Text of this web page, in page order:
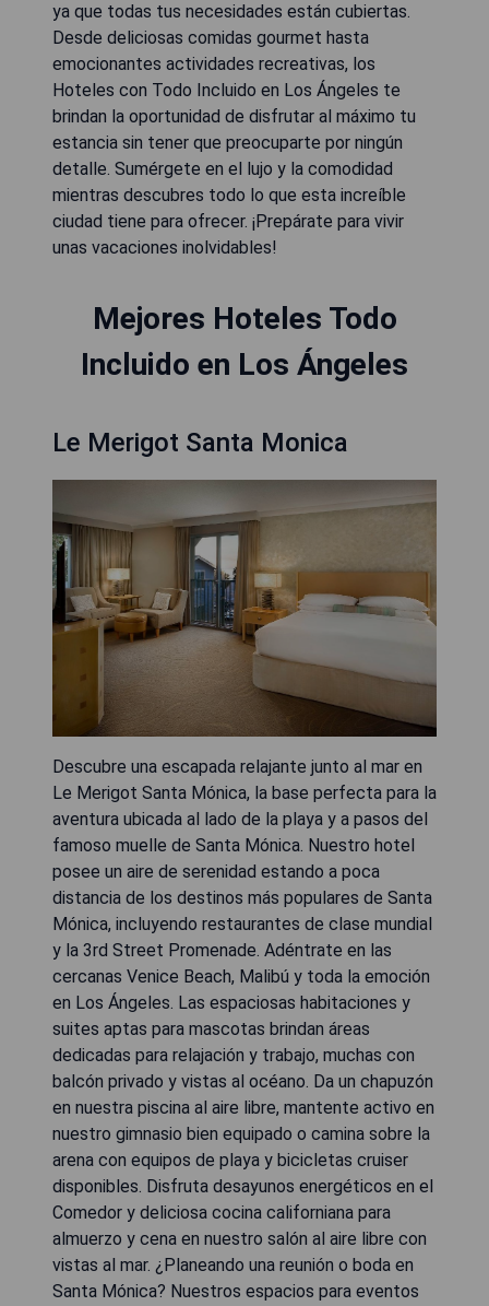
ya que todas tus necesidades están cubiertas.
Desde deliciosas comidas gourmet hasta
emocionantes actividades recreativas, los
Hoteles con Todo Incluido en Los Ángeles te
brindan la oportunidad de disfrutar al máximo tu
estancia sin tener que preocuparte por ningún
detalle. Sumérgete en el lujo y la comodidad
mientras descubres todo lo que esta increíble
ciudad tiene para ofrecer. ¡Prepárate para vivir
unas vacaciones inolvidables!
Mejores Hoteles Todo
Incluido en Los Ángeles
Le Merigot Santa Monica
Descubre una escapada relajante junto al mar en
Le Merigot Santa Mónica, la base perfecta para la
aventura ubicada al lado de la playa y a pasos del
famoso muelle de Santa Mónica. Nuestro hotel
posee un aire de serenidad estando a poca
distancia de los destinos más populares de Santa
Mónica, incluyendo restaurantes de clase mundial
y la 3rd Street Promenade. Adéntrate en las
cercanas Venice Beach, Malibú y toda la emoción
en Los Ángeles. Las espaciosas habitaciones y
suites aptas para mascotas brindan áreas
dedicadas para relajación y trabajo, muchas con
balcón privado y vistas al océano. Da un chapuzón
en nuestra piscina al aire libre, mantente activo en
nuestro gimnasio bien equipado o camina sobre la
arena con equipos de playa y bicicletas cruiser
disponibles. Disfruta desayunos energéticos en el
Comedor y deliciosa cocina californiana para
almuerzo y cena en nuestro salón al aire libre con
vistas al mar. ¿Planeando una reunión o boda en
Santa Mónica? Nuestros espacios para eventos